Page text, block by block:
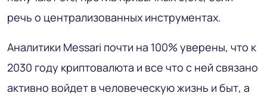
речь о централизованных инструментах.
Аналитики Messari почти на 100% уверены, что к
2030 году криптовалюта и все что с ней связано
активно войдет в человеческую жизнь и быт, а